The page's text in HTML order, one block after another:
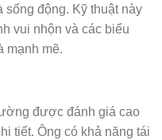
sống động. Kỹ thuật này
vui nhộn và các biểu
mạnh mẽ.
được đánh giá cao
tiết. Ông có khả năng tái